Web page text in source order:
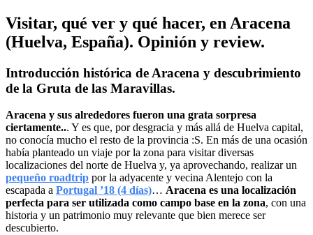
Visitar, qué ver y qué hacer, en Aracena
(Huelva, España). Opinión y review.
Introducción histórica de Aracena y descubrimiento
de la Gruta de las Maravillas.
Aracena y sus alrededores fueron una grata sorpresa
ciertamente... Y es que, por desgracia y más allá de Huelva capital,
no conocía mucho el resto de la provincia :S. En más de una ocasión
había planteado un viaje por la zona para visitar diversas
localizaciones del norte de Huelva y, ya aprovechando, realizar un
pequeño roadtrip por la adyacente y vecina Alentejo con la
escapada a Portugal ’18 (4 días)… Aracena es una localización
perfecta para ser utilizada como campo base en la zona, con una
historia y un patrimonio muy relevante que bien merece ser
descubierto.